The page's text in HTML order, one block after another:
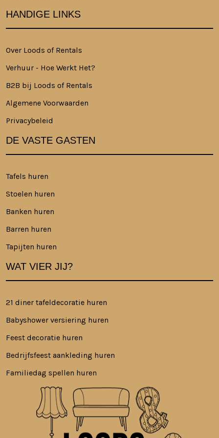
HANDIGE LINKS
Over Loods of Rentals
Verhuur - Hoe Werkt Het?
B2B bij Loods of Rentals
Algemene Voorwaarden
Privacybeleid
DE VASTE GASTEN
Tafels huren
Stoelen huren
Banken huren
Barren huren
Tapijten huren
WAT VIER JIJ?
21 diner tafeldecoratie huren
Babyshower versiering huren
Feest decoratie huren
Bedrijfsfeest aankleding huren
Familiedag spellen huren